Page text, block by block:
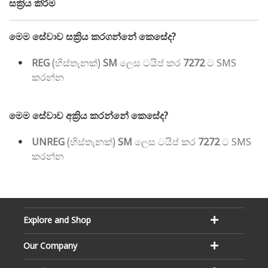
සක්‍රිය කිරීම
මෙම සේවාව සක්‍රිය කරගන්නේ කෙසේද?
REG (හිස්තැනක්) SM ලෙස ටයිප් කර 7272ට SMS
කරන්න
මෙම සේවාව අක්‍රිය කරන්නේ කෙසේද?
UNREG (හිස්තැනක්) SM ලෙස ටයිප් කර 7272ට SMS
කරන්න
Explore and Shop
Our Company